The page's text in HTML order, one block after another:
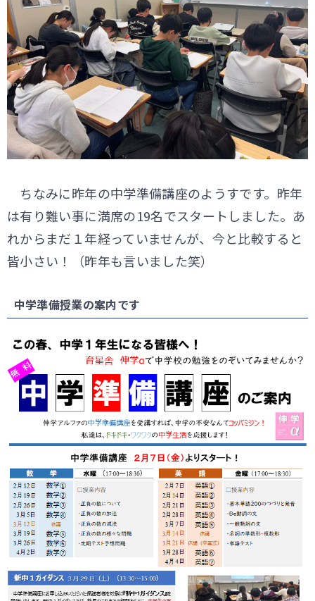
ちなみに昨年の中学準備講座のようすです。昨年
は有り難い事に満席の19名でスタートしました。あ
れからまだ１年経っていませんが、今と比較すると
皆小さい！（昨年も言いました笑）
中学準備授業の案内です